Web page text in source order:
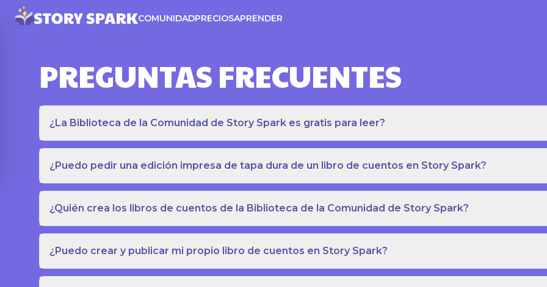
COMUNIDADPRECIOSAPRENDER
PREGUNTAS FRECUENTES
¿La Biblioteca de la Comunidad de Story Spark es gratis para leer?
¿Puedo pedir una edición impresa de tapa dura de un libro de cuentos en Story Spark?
¿Quién crea los libros de cuentos de la Biblioteca de la Comunidad de Story Spark?
¿Puedo crear y publicar mi propio libro de cuentos en Story Spark?